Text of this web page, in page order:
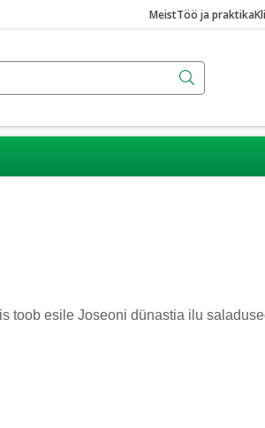
MeistTöö ja praktika
Bränd pakub tõhusaid ja looduslikke nahahooldustooted, sealhulgas niisutavaid kreeme, seerumeid ja SPF-ga päikesekaitset pakkuvaid tooteid, mis sobivad igapäevaseks